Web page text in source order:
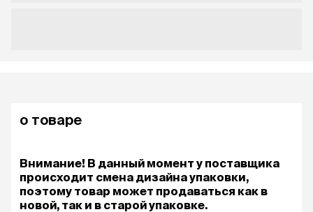
о товаре
Внимание! В данный момент у поставщика
происходит смена дизайна упаковки,
поэтому товар может продаваться как в
новой, так и в старой упаковке.